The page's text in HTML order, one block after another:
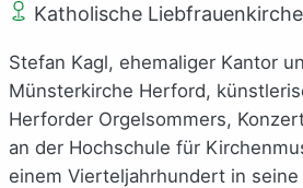
Katholische Liebfrauenkirche
Stefan Kagl, ehemaliger Kantor
Münsterkirche Herford,
Herforder Orgelsommers,
an der Hochschule für
einem Vierteljahrhundert in